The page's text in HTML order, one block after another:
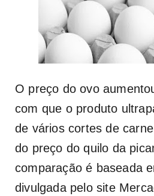
O preço do ovo
com que o produto
de vários cortes de
do preço do quilo da
comparação é baseada
divulgada pelo site